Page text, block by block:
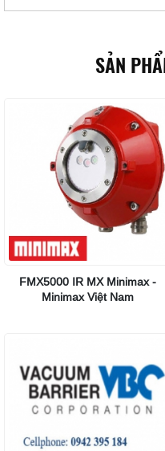
SẢN
FMX5000 IR MX Minimax -
Minimax Việt Nam